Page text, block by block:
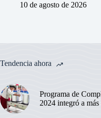
10 de agosto de 2026
Tendencia ahora
Programa de
2024 integró a